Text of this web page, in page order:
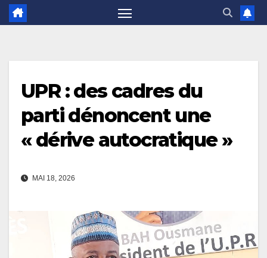
UPR : des cadres du
parti dénoncent une
« dérive autocratique »
MAI 18, 2026